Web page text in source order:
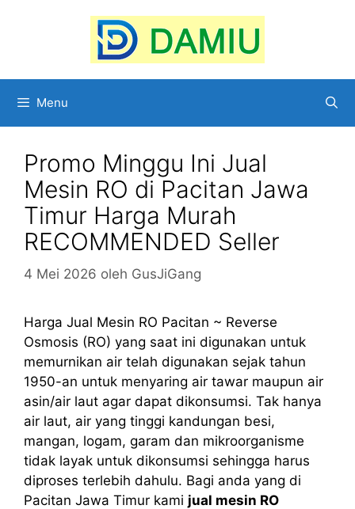
Menu
Promo Minggu Ini Jual
Mesin RO di Pacitan Jawa
Timur Harga Murah
RECOMMENDED Seller
4 Mei 2026 oleh GusJiGang
Harga Jual Mesin RO Pacitan ~ Reverse
Osmosis (RO) yang saat ini digunakan untuk
memurnikan air telah digunakan sejak tahun
1950-an untuk menyaring air tawar maupun air
asin/air laut agar dapat dikonsumsi. Tak hanya
air laut, air yang tinggi kandungan besi,
mangan, logam, garam dan mikroorganisme
tidak layak untuk dikonsumsi sehingga harus
diproses terlebih dahulu. Bagi anda yang di
Pacitan Jawa Timur kami jual mesin RO